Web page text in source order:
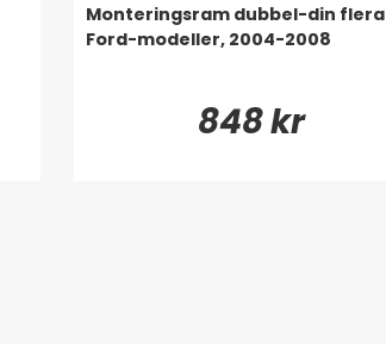
Monteringsram dubbel-din flera
Ford-modeller, 2004-2008
848 kr